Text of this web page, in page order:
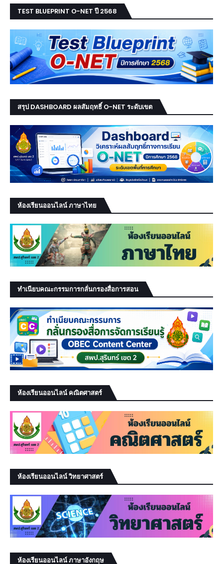
TEST BLUEPRINT O-NET ปี 2568
สรุป DASHBOARD ผลสัมฤทธิ์ O-NET ระดับเขต
ห้องเรียนออนไลน์ ภาษาไทย
ทำเนียบคณะกรรมการกลั่นกรองสื่อการสอน
ห้องเรียนออนไลน์ คณิตศาสตร์
ห้องเรียนออนไลน์ วิทยาศาสตร์
ห้องเรียนออนไลน์ ภาษาอังกฤษ